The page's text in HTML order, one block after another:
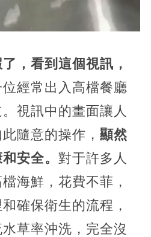
，看到這個視訊，
位經常出入高檔餐廳
視訊中的畫面讓人
隨意的操作， 顯然
安全。 對于許多人
海鮮，花費不菲，
確保衛生的流程，
草率沖洗，完全沒